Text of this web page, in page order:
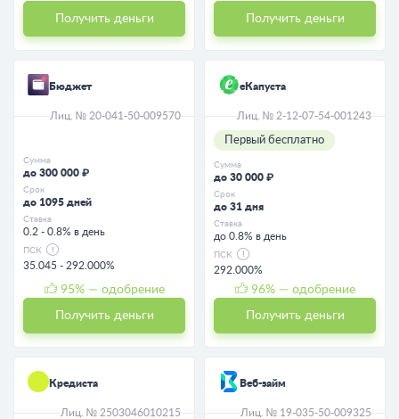
Получить деньги Получить деньги
Бюджет
Лиц. № 20-041-50-009570
Сумма
до 300 000 ₽
Срок
до 1095 дней
Ставка
0.2 - 0.8% в день
ПСК
35.045 - 292.000%
95% — одобрение
Получить деньги
еКапуста
Лиц. № 2-12-07-54-001243
Первый бесплатно
Сумма
до 30 000 ₽
Срок
до 31 дня
Ставка
до 0.8% в день
ПСК
292.000%
96% — одобрение
Получить деньги
Кредиста
Лиц. № 2503046010215
Веб-займ
Лиц. № 19-035-50-009325